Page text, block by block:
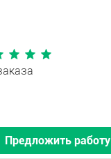
Предложить работу